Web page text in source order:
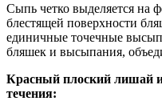
Сыпь четко выделяется на
блестящей поверхности
единичные точечные
бляшек и высыпания,
Красный плоский лишай
течения: